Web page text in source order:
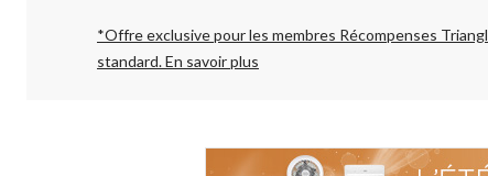
pour
changer
*Offre exclusive pour les membres Récompenses
standard.En savoir plus